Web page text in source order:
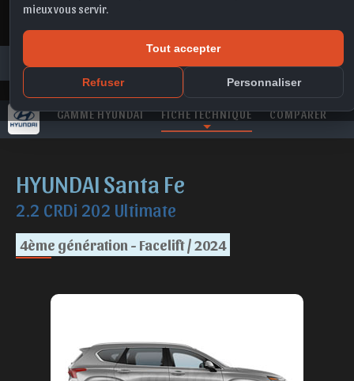
mieux vous servir.
Tout accepter
Refuser Personnaliser
HYUNDAI
Santa Fe
HYUNDAI Santa Fe 2.2 CRDi 202 Ultimate neuve au Maroc
GAMME HYUNDAI FICHE TECHNIQUE COMPARER
HYUNDAI Santa Fe
2.2 CRDi 202 Ultimate
4ème génération - Facelift / 2024